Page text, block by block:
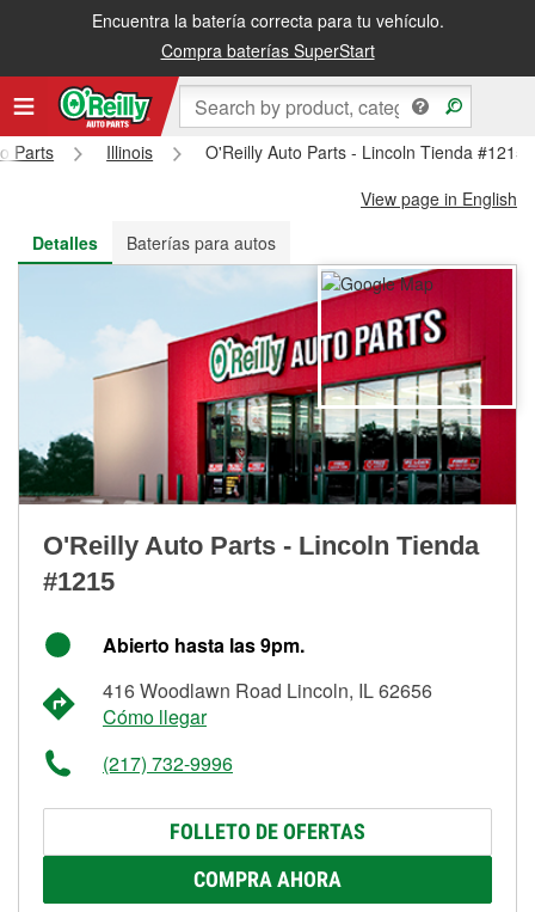
Encuentra la batería correcta para tu vehículo.
Compra baterías SuperStart
Recibe tu orden gratis al día siguiente o recógela en la tienda
Parts Illinois
O'Reilly Auto Parts - Lincoln Tienda #1215
View page in English
Detalles
Baterías para autos
O'Reilly Auto Parts - Lincoln Tienda
#1215
Abierto hasta las 9pm.
416 Woodlawn Road Lincoln, IL 62656
Cómo llegar
(217) 732-9996
FOLLETO DE OFERTAS
COMPRA AHORA